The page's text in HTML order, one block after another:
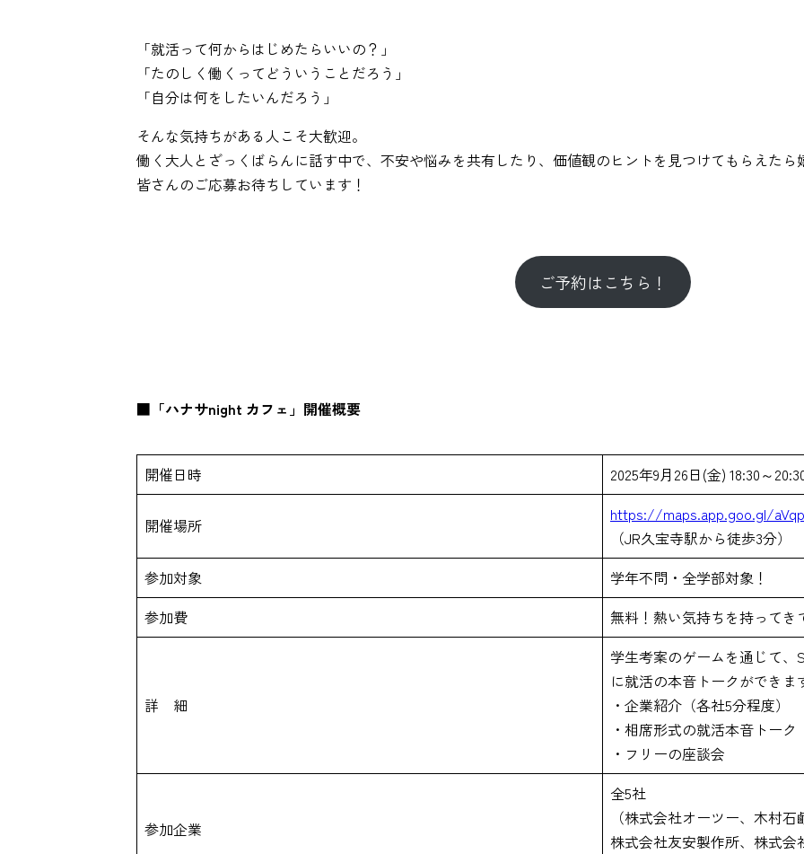
「就活って何からはじめたらいいの？」
「たのしく働くってどういうことだろう」
「自分は何をしたいんだろう」
そんな気持ちがある人こそ大歓迎。
働く大人とざっくばらんに話す中で、不安や悩みを共有したり、価値観のヒントを見つけてもらえたら
皆さんのご応募お待ちしています！
ご予約はこちら！
■「ハナサnight カフェ」開催概要
開催日時 2025年9月26日(金) 18:30～
開催場所
https://maps.app.goo.gl/
（JR久宝寺駅から徒歩3分）
参加対象
学年不問・全学部対象！
参加費
無料！熱い気持ちを持って
詳 細
学生考案のゲームを通じて、
に就活の本音トークができま
・企業紹介（各社5分程度）
・相席形式の就活本音トーク
・フリーの座談会
参加企業
全5社
（株式会社オーツー、木村
株式会社友安製作所、株式会